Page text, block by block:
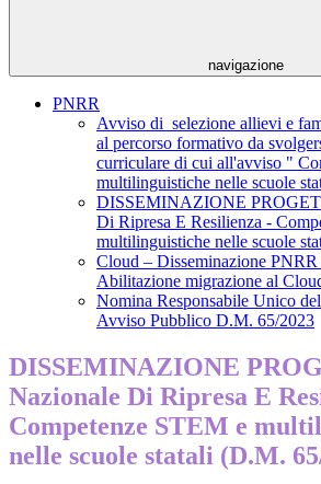
navigazione
PNRR
Avviso di selezione allievi e
al percorso formativo da
curriculare di cui all'avviso "
multilinguistiche nelle scuole
DISSEMINAZIONE
Di Ripresa E Resilienza -
multilinguistiche nelle scuole
Cloud – Disseminazione
Abilitazione migrazione al
Nomina Responsabile Unico
Avviso Pubblico D.M. 65/2023
DISSEMINAZIONE
Nazionale Di Ripresa E
Competenze STEM e
nelle scuole statali (D.M.